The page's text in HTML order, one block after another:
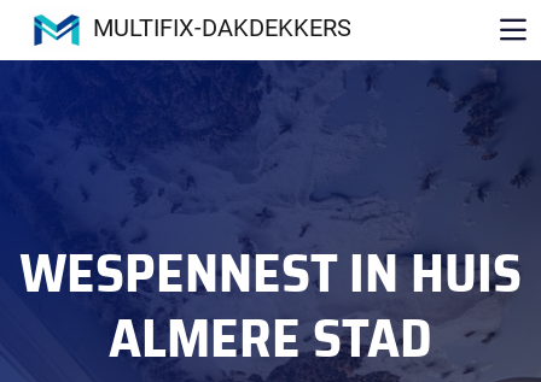
MULTIFIX-DAKDEKKERS
WESPENNEST IN HUIS
ALMERE STAD